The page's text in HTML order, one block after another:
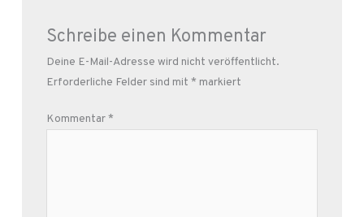
Schreibe einen Kommentar
Deine E-Mail-Adresse wird nicht veröffentlicht.
Erforderliche Felder sind mit * markiert
Kommentar*